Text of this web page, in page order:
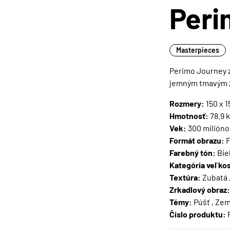
Masterpieces
Perimo Journey
jemným tmavým
Rozmery: 150 x
Hmotnosť: 78.9
Vek: 300
Formát obrazu:
Farebný tón:
Kategória
Textúra: Zubatá
Zrkadlový obraz:
Témy: Púšť ,
Číslo produktu: